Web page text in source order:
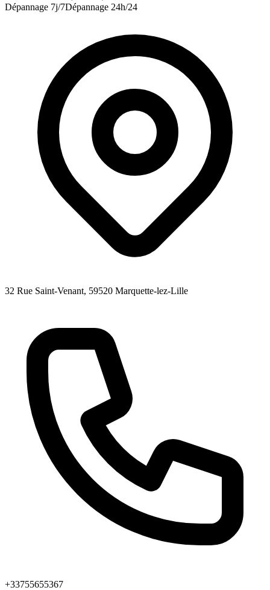
Dépannage 7j/7Dépannage 24h/24
32 Rue Saint-Venant, 59520 Marquette-lez-Lille
+33755655367